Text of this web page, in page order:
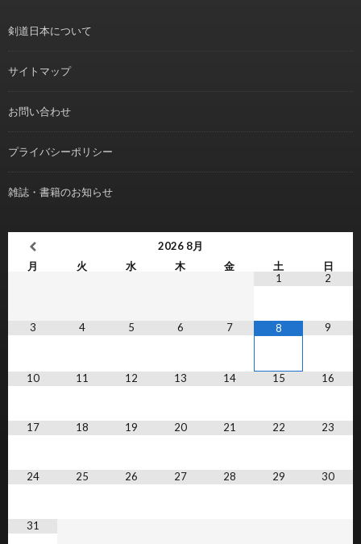
剣道日本について
サイトマップ
お問い合わせ
プライバシーポリシー
雑誌・書籍のお知らせ
2026 8月
月
火 水 木 金 土
日
1
2
3 4 5 6 7 8 9
10 11 12 13 14 15 16
17 18 19 20 21 22 23
24 25 26 27 28 29 30
31